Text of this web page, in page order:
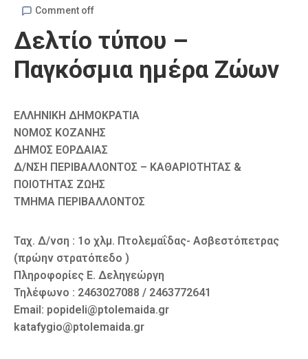
Comment off
Δελτίο τύπου –
Παγκόσμια ημέρα Ζώων
ΕΛΛΗΝΙΚΗ ΔΗΜΟΚΡΑΤΙΑ
ΝΟΜΟΣ ΚΟΖΑΝΗΣ
ΔΗΜΟΣ ΕΟΡΔΑΙΑΣ
Δ/ΝΣΗ ΠΕΡΙΒΑΛΛΟΝΤΟΣ – ΚΑΘΑΡΙΟΤΗΤΑΣ &
ΠΟΙΟΤΗΤΑΣ ΖΩΗΣ
ΤΜΗΜΑ ΠΕΡΙΒΑΛΛΟΝΤΟΣ
Ταχ. Δ/νση : 1ο χλμ. Πτολεμαΐδας- Ασβεστόπετρας
(πρώην στρατόπεδο )
Πληροφορίες Ε. Δεληγεώργη
Τηλέφωνο : 2463027088 / 2463772641
Email: popideli@ptolemaida.gr
katafygio@ptolemaida.gr